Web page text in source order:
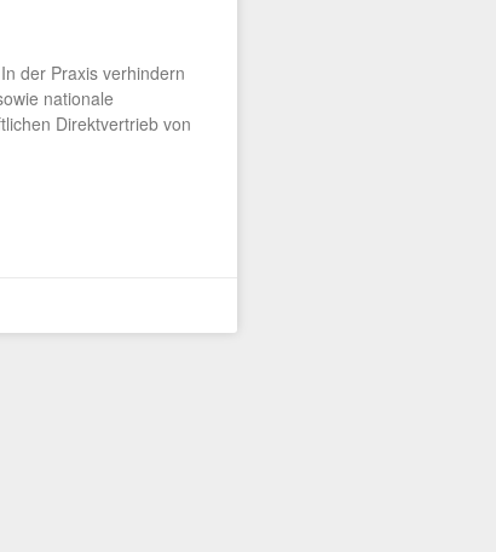
der Praxis verhindern
nationale
Direktvertrieb von